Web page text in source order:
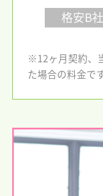
格安B社
※12ヶ月契約、
た場合の料金で